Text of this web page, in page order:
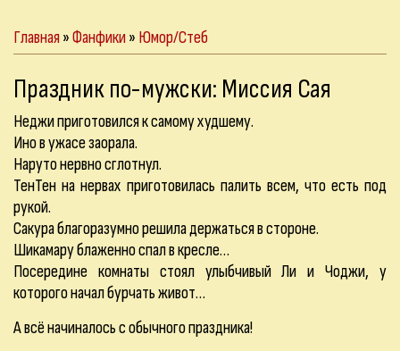
Главная»Фанфики» Юмор/Стеб
Праздник по-мужски: Миссия Сая
Неджи приготовился к самому худшему.
Ино в ужасе заорала.
Наруто нервно сглотнул.
ТенТен на нервах приготовилась палить всем, что есть под
рукой.
Сакура благоразумно решила держаться в стороне.
Шикамару блаженно спал в кресле…
Посередине комнаты стоял улыбчивый Ли и Чоджи, у
которого начал бурчать живот…
А всё начиналось с обычного праздника!